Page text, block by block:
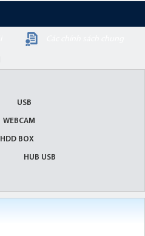
USB
WEBCAM
HDD BOX
HUB USB